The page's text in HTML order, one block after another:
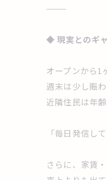
⸻
◆ 現実とのギ
オープンから1
週末は少し賑
近隣住民は年
「毎日発信し
さらに、家賃